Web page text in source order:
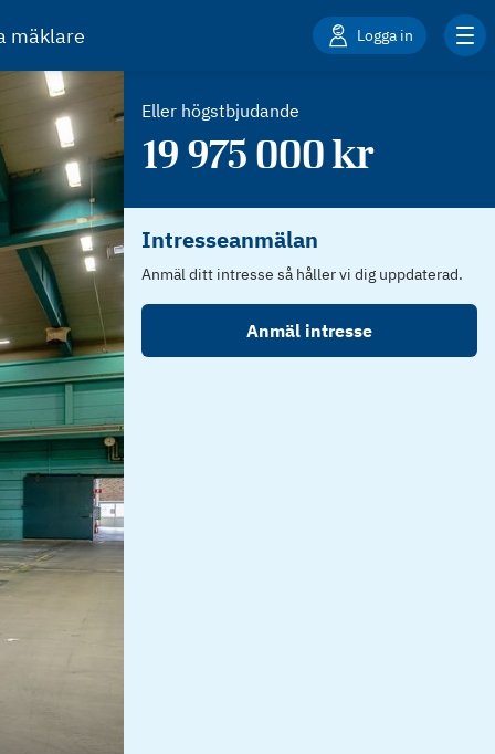
mäklare Logga in
Eller högstbjudande
19 975 000kr
Intresseanmälan
Anmäl ditt intresse så håller vi dig uppdaterad.
Anmäl intresse